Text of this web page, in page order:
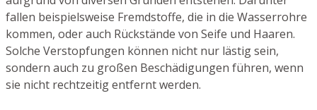
fallen beispielsweise Fremdstoffe, die in die Wasserrohre
kommen, oder auch Rückstände von Seife und Haaren.
Solche Verstopfungen können nicht nur lästig sein,
sondern auch zu großen Beschädigungen führen, wenn
sie nicht rechtzeitig entfernt werden.